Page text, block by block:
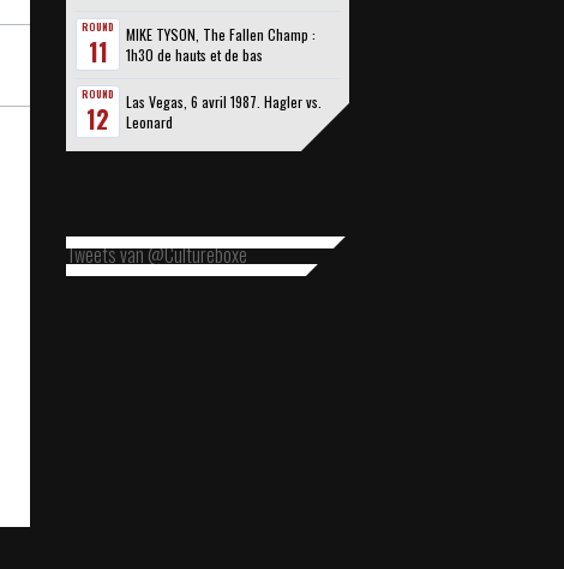
ROUND
11
MIKE TYSON, The Fallen Champ :
1h30 de hauts et de bas
ROUND
12
Las Vegas, 6 avril 1987. Hagler vs.
Leonard
Tweets van @Cultureboxe